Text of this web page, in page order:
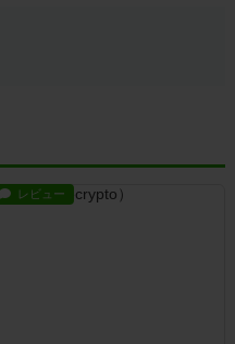
レビュー